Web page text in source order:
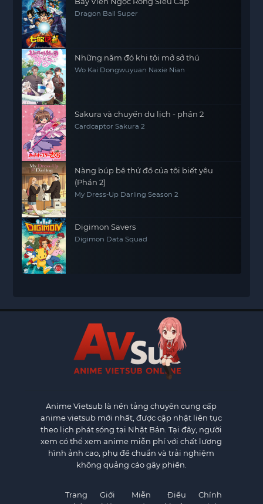
Dragon Ball Super
Những năm đó khi tôi mở sở thú
Wo Kai Dongwuyuan Naxie Nian
Sakura và chuyến du lịch - phần 2
Cardcaptor Sakura 2
Nàng búp bê thử đồ của tôi biết yêu
(Phần 2)
My Dress-Up Darling Season 2
Digimon Savers
Digimon Data Squad
Anime Vietsub là nền tảng chuyên cung cấp
anime vietsub mới nhất, được cập nhật liên tục
theo lịch phát sóng tại Nhật Bản. Tại đây, người
xem có thể xem anime miễn phí với chất lượng
hình ảnh cao, phụ đề chuẩn và trải nghiệm
không quảng cáo gây phiền.
Trang
Giới
Miễn
Điều
Chính